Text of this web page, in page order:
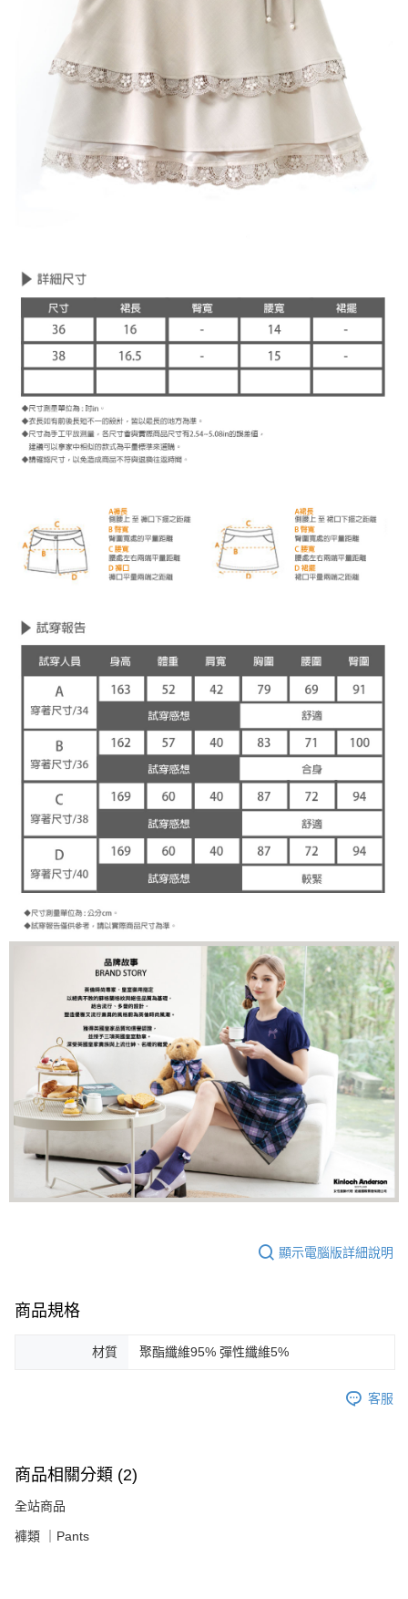
顯示電腦版詳細說明
商品規格
材質 聚酯纖維95% 彈性纖維5%
客服
商品相關分類 (2)
全站商品
褲類 ｜Pants